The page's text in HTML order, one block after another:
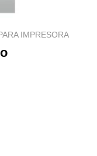
IMPRESORA